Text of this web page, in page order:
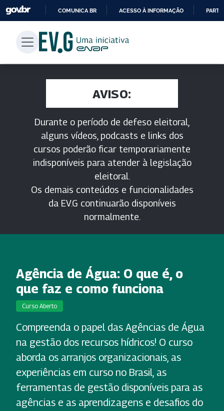
PARA
CONTEÚDO
COMUNICA BR ACESSO À INFORMAÇÃO
AVISO:
Durante o período de defeso eleitoral,
alguns vídeos, podcasts e links dos
cursos poderão ficar temporariamente
indisponíveis para atender à legislação
eleitoral.
Os demais conteúdos e funcionalidades
da EV.G continuarão disponíveis
normalmente.
Agência de Água: O que é, o
que faz e como funciona
Curso Aberto
Compreenda o papel das Agências de Água
na gestão dos recursos hídricos! O curso
aborda os arranjos organizacionais, as
experiências em curso no Brasil, as
ferramentas de gestão disponíveis para as
agências e as aprendizagens e desafios do